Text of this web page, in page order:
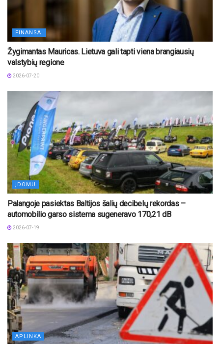
FINANSAI
Žygimantas Mauricas. Lietuva gali tapti viena brangiausių
valstybių regione
2026-07-20
ĮDOMU
Palangoje pasiektas Baltijos šalių decibelų rekordas –
automobilio garso sistema sugeneravo 170,21 dB
2026-07-19
APLINKA